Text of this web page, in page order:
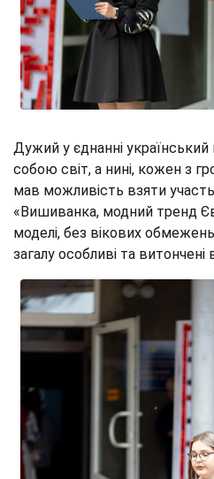
Дужий у єднанні
собою світ, а нині, кожен з
мав можливість взяти
«Вишиванка, модний тренд
моделі, без вікових
загалу особливі та